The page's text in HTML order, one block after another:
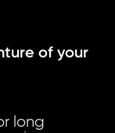
of your
long